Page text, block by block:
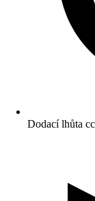
Dodací lhůta